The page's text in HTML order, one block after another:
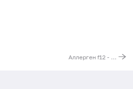
Аллерген f12 - горох, IgE (ImmunoCAP)